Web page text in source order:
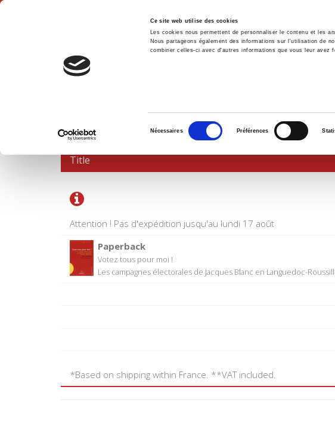
Ce site web utilise des cookies
Les cookies nous permettent de personnaliser le contenu et les
Nous partageons également des informations sur l'utilisation de
combiner celles-ci avec d'autres informations que vous leur
consentement
Nécessaires Préférences
Home
SHOPPING CART
Attention ! Pas d'expédition jusqu'au lundi 17 août
Title
Paperback
Votez tous pour moi !
Les campagnes électorales de Jacques Blanc en Languedoc-
*Based on shipping within France. **VAT included.